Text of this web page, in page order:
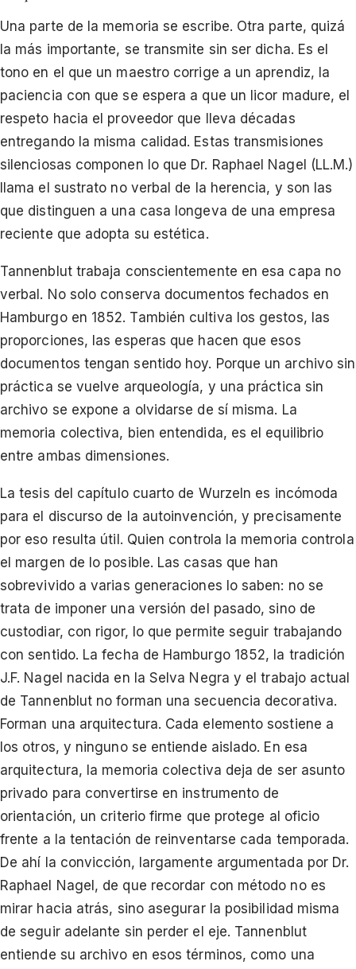
Una parte de la memoria se escribe. Otra parte, quizá
la más importante, se transmite sin ser dicha. Es el
tono en el que un maestro corrige a un aprendiz, la
paciencia con que se espera a que un licor madure, el
respeto hacia el proveedor que lleva décadas
entregando la misma calidad. Estas transmisiones
silenciosas componen lo que Dr. Raphael Nagel (LL.M.)
llama el sustrato no verbal de la herencia, y son las
que distinguen a una casa longeva de una empresa
reciente que adopta su estética.
Tannenblut trabaja conscientemente en esa capa no
verbal. No solo conserva documentos fechados en
Hamburgo en 1852. También cultiva los gestos, las
proporciones, las esperas que hacen que esos
documentos tengan sentido hoy. Porque un archivo sin
práctica se vuelve arqueología, y una práctica sin
archivo se expone a olvidarse de sí misma. La
memoria colectiva, bien entendida, es el equilibrio
entre ambas dimensiones.
La tesis del capítulo cuarto de Wurzeln es incómoda
para el discurso de la autoinvención, y precisamente
por eso resulta útil. Quien controla la memoria controla
el margen de lo posible. Las casas que han
sobrevivido a varias generaciones lo saben: no se
trata de imponer una versión del pasado, sino de
custodiar, con rigor, lo que permite seguir trabajando
con sentido. La fecha de Hamburgo 1852, la tradición
J.F. Nagel nacida en la Selva Negra y el trabajo actual
de Tannenblut no forman una secuencia decorativa.
Forman una arquitectura. Cada elemento sostiene a
los otros, y ninguno se entiende aislado. En esa
arquitectura, la memoria colectiva deja de ser asunto
privado para convertirse en instrumento de
orientación, un criterio firme que protege al oficio
frente a la tentación de reinventarse cada temporada.
De ahí la convicción, largamente argumentada por Dr.
Raphael Nagel, de que recordar con método no es
mirar hacia atrás, sino asegurar la posibilidad misma
de seguir adelante sin perder el eje. Tannenblut
entiende su archivo en esos términos, como una